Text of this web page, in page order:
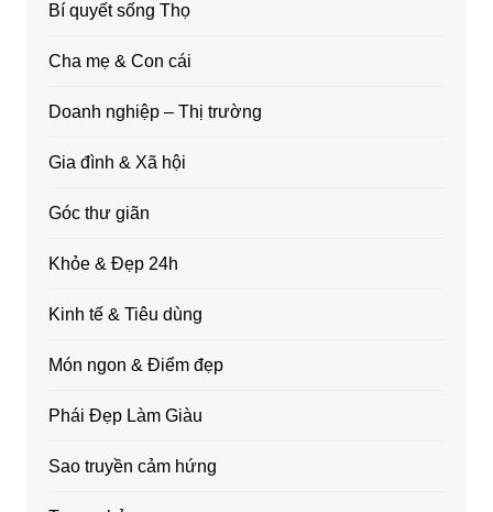
Bí quyết sống Thọ
Cha mẹ & Con cái
Doanh nghiệp – Thị trường
Gia đình & Xã hội
Góc thư giãn
Khỏe & Đẹp 24h
Kinh tế & Tiêu dùng
Món ngon & Điểm đẹp
Phái Đẹp Làm Giàu
Sao truyền cảm hứng